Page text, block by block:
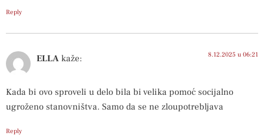
Reply
ELLA kaže: 8.12.2025 u 06:21
Kada bi ovo sproveli u delo bila bi velika pomoć socijalno
ugroženo stanovništva. Samo da se ne zloupotrebljava
Reply